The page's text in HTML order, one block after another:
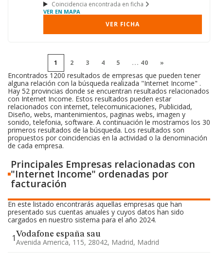
Coincidencia encontrada en ficha
VER EN MAPA
VER FICHA
1 2 3 4 5 ... 40 »
Encontrados 1200 resultados de empresas que pueden tener
alguna relación con la búsqueda realizada "Internet Income" .
Hay 52 provincias donde se encuentran resultados relacionados
con Internet Income. Estos resultados pueden estar
relacionados con internet, telecomunicaciones, Publicidad,
Diseño, webs, mantenimientos, paginas webs, imagen y
sonido, telefonia, software. A continuación le mostramos los 30
primeros resultados de la búsqueda. Los resultados son
propuestos por coincidencias en la actividad o la denominación
de cada empresa.
Principales Empresas relacionadas con
"Internet Income" ordenadas por
facturación
En este listado encontrarás aquellas empresas que han
presentado sus cuentas anuales y cuyos datos han sido
cargados en nuestro sistema para el año 2024.
1Vodafone españa sau
Avenida America, 115, 28042, Madrid, Madrid